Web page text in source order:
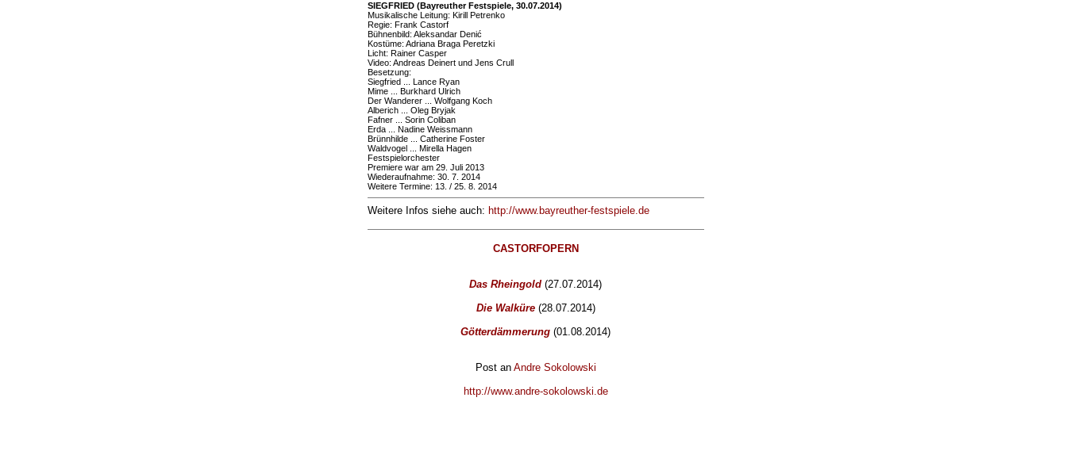
SIEGFRIED (Bayreuther Festspiele, 30.07.2014)
Musikalische Leitung: Kirill Petrenko
Regie: Frank Castorf
Bühnenbild: Aleksandar Denić
Kostüme: Adriana Braga Peretzki
Licht: Rainer Casper
Video: Andreas Deinert und Jens Crull
Besetzung:
Siegfried ... Lance Ryan
Mime ... Burkhard Ulrich
Der Wanderer ... Wolfgang Koch
Alberich ... Oleg Bryjak
Fafner ... Sorin Coliban
Erda ... Nadine Weissmann
Brünnhilde ... Catherine Foster
Waldvogel ... Mirella Hagen
Festspielorchester
Premiere war am 29. Juli 2013
Wiederaufnahme: 30. 7. 2014
Weitere Termine: 13. / 25. 8. 2014
Weitere Infos siehe auch: http://www.bayreuther-festspiele.de
CASTORFOPERN
Das Rheingold (27.07.2014)
Die Walküre(28.07.2014)
Götterdämmerung (01.08.2014)
Post an Andre Sokolowski
http://www.andre-sokolowski.de